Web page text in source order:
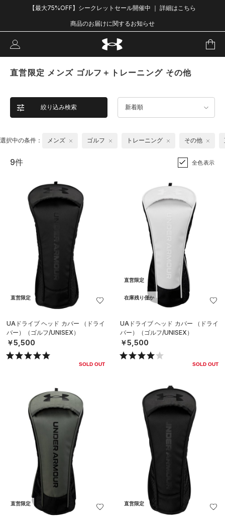
【最大75%OFF】シークレットセール開催中 ｜ 詳細はこちら
商品のお届けに関するお知らせ
直営限定 メンズ ゴルフ＋トレーニング その他
絞り込み検索 新着順
選択中の条件： メンズ ゴルフ トレーニング その他
9件 全色表示
直営限定
UAドライブ ヘッド カバー （ドライ
バー）（ゴルフ/UNISEX）
￥5,500
SOLD OUT
直営限定
在庫残り僅か
UAドライブ ヘッド カバー （ドライ
バー）（ゴルフ/UNISEX）
￥5,500
SOLD OUT
直営限定 直営限定